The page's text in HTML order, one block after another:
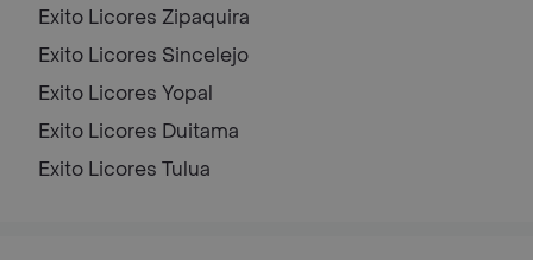
Exito Licores Zipaquira
Exito Licores Sincelejo
Exito Licores Yopal
Exito Licores Duitama
Exito Licores Tulua